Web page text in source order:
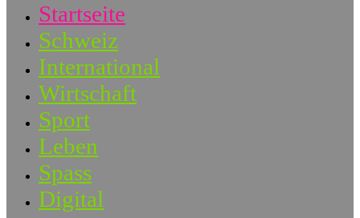
Startseite
Schweiz
International
Wirtschaft
Sport
Leben
Spass
Digital